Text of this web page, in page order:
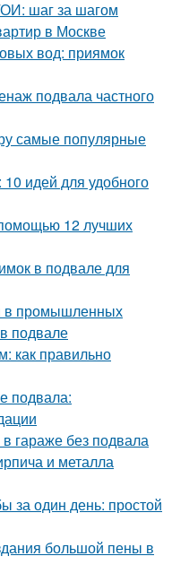
шаг за шагом
в Москве
вод: приямок
подвала частного
самые популярные
идей для удобного
12 лучших
в подвале для
в промышленных
подвале
как правильно
подвала:
гараже без подвала
и металла
за один день: простой
большой пены в